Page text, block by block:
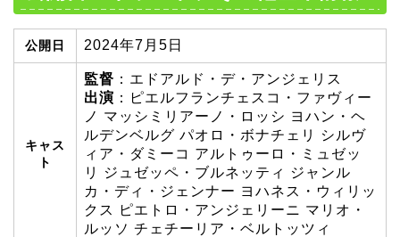
公開日 2024年7月5日
キャス
ト
監督 ：エドアルド・デ・アンジェリス
出演 ：ピエルフランチェスコ・ファヴィー
ノ マッシミリアーノ・ロッシ ヨハン・ヘ
ルデンベルグ パオロ・ボナチェリ シルヴ
ィア・ダミーコ アルトゥーロ・ミュゼッ
リ ジュゼッペ・ブルネッティ ジャンル
カ・ディ・ジェンナー ヨハネス・ウィリッ
クス ピエトロ・アンジェリーニ マリオ・
ルッソ チェチーリア・ベルトッツィ